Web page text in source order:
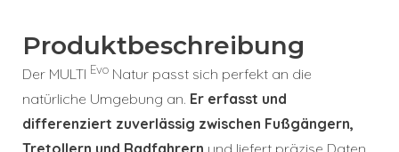
Produktbeschreibung
Der MULTI Evo Natur passt sich perfekt an die
natürliche Umgebung an. Er erfasst und
differenziert zuverlässig zwischen Fußgängern,